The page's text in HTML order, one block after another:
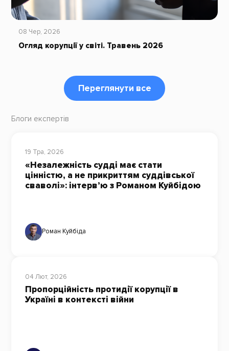
08 Чер, 2026
Огляд корупції у світі. Травень 2026
Переглянути все
Блоги експертів
19 Тра, 2026
«Незалежність судді має стати
цінністю, а не прикриттям суддівської
сваволі»: інтерв’ю з Романом Куйбідою
Роман Куйбіда
04 Лют, 2026
Пропорційність протидії корупції в
Україні в контексті війни